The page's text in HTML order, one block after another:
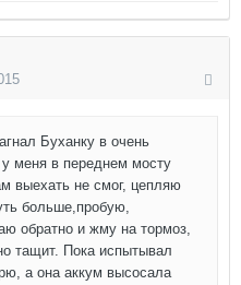
Буханку в очень
меня в переднем мосту
выехать не смог, цепляю
больше,пробую,
обратно и жму на тормоз,
тащит. Пока испытывал
а она аккум высосала